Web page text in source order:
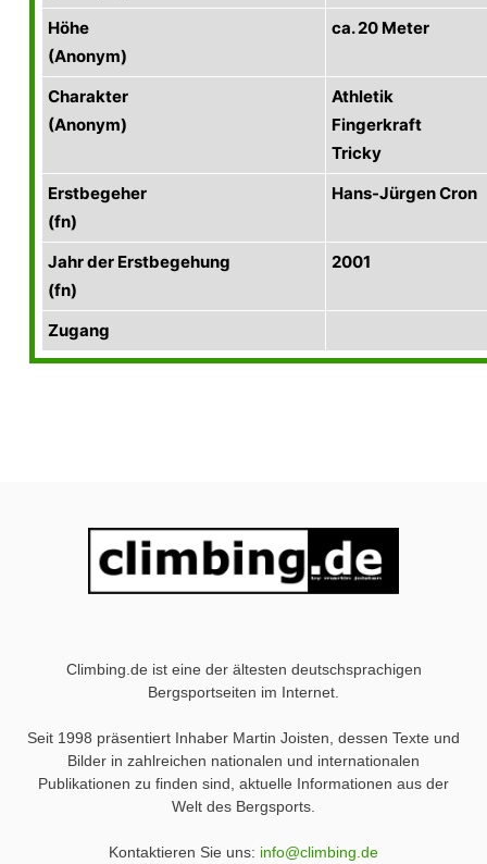
Höhe
(Anonym)
ca. 20 Meter
Charakter
(Anonym)
Athletik
Fingerkraft
Tricky
Erstbegeher
(fn)
Hans-Jürgen Cron
Jahr der Erstbegehung
(fn)
2001
Zugang
Climbing.de ist eine der ältesten deutschsprachigen
Bergsportseiten im Internet.
Seit 1998 präsentiert Inhaber Martin Joisten, dessen Texte und
Bilder in zahlreichen nationalen und internationalen
Publikationen zu finden sind, aktuelle Informationen aus der
Welt des Bergsports.
Kontaktieren Sie uns: info@climbing.de